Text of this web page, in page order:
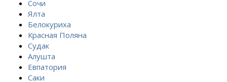
Сочи
Ялта
Белокуриха
Красная Поляна
Судак
Алушта
Евпатория
Саки